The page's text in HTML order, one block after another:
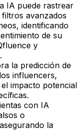
IA puede rastrear
avanzados
identificando
de su
y
la predicción de
influencers,
impacto potencial
con IA
o
la